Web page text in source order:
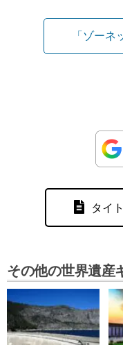
「ゾー
タイ
その他の世界遺産